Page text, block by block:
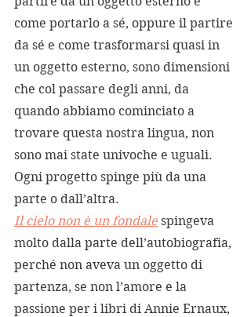
come portarlo a sé, oppure il partire
da sé e come trasformarsi quasi in
un oggetto esterno, sono dimensioni
che col passare degli anni, da
quando abbiamo cominciato a
trovare questa nostra lingua, non
sono mai state univoche e uguali.
Ogni progetto spinge più da una
parte o dall’altra.
Il cielo non è un fondale spingeva
molto dalla parte dell’autobiografia,
perché non aveva un oggetto di
partenza, se non l’amore e la
passione per i libri di Annie Ernaux,